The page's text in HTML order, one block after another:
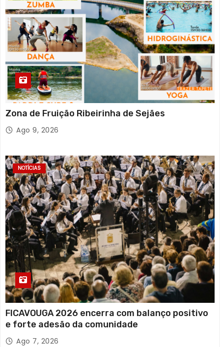
Zona de Fruição Ribeirinha de Sejães
Ago 9, 2026
NOTÍCIAS
FICAVOUGA 2026 encerra com balanço positivo
e forte adesão da comunidade
Ago 7, 2026